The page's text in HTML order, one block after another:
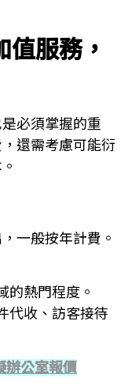
服務，
必須掌握的重
還需考慮可能衍
一般按年計費。
的熱門程度。
代收、訪客接待
辦公室報價